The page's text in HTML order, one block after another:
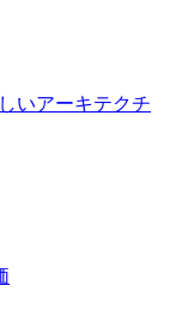
いアーキテクチ